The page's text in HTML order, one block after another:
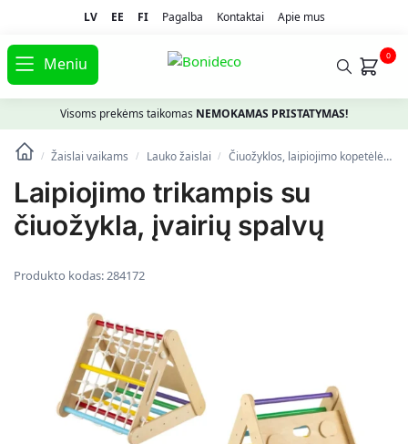
LV EE FI Pagalba Kontaktai Apie mus
Meniu 0
Visoms prekėms taikomas NEMOKAMAS PRISTATYMAS!
/ Žaislai vaikams / Lauko žaislai / Čiuožyklos, laipiojimo kopetėlės
Laipiojimo trikampis su
čiuožykla, įvairių spalvų
Produkto kodas:284172